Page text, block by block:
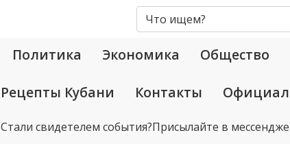
Политика Экономика Общество
Рецепты Кубани Контакты
Стали свидетелем события?Присылайте в